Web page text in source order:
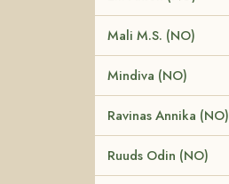
Mali M.S. (NO)
Mindiva (NO)
Ravinas Annika (NO)
Ruuds Odin (NO)